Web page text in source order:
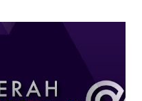
untuk makan di
kualiti dan rasa hidangan
13, Shah Alam Mari
pagi! Kueh@Seksyen 13